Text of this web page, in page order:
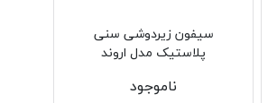
سیفون زیردوشی سنی
پلاستیک مدل اروند
ناموجود